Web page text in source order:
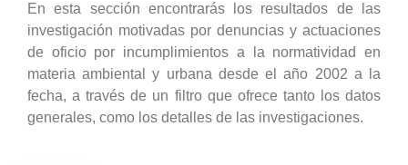
En esta sección encontrarás los resultados de las
investigación motivadas por denuncias y actuaciones
de oficio por incumplimientos a la normatividad en
materia ambiental y urbana desde el año 2002 a la
fecha, a través de un filtro que ofrece tanto los datos
generales, como los detalles de las investigaciones.